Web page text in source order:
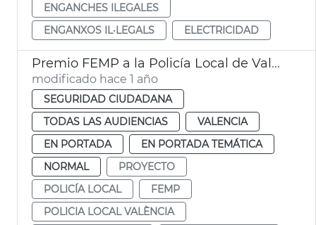
ENGANCHES ILEGALES
ENGANXOS IL·LEGALS
ELECTRICIDAD
Premio FEMP a la Policía Local de València por buenas prácticas contra la violencia de género
modificado hace 1 año
SEGURIDAD CIUDADANA
TODAS LAS AUDIENCIAS
VALENCIA
EN PORTADA
EN PORTADA TEMÁTICA
NORMAL
PROYECTO
POLICÍA LOCAL
FEMP
POLICIA LOCAL VALÈNCIA